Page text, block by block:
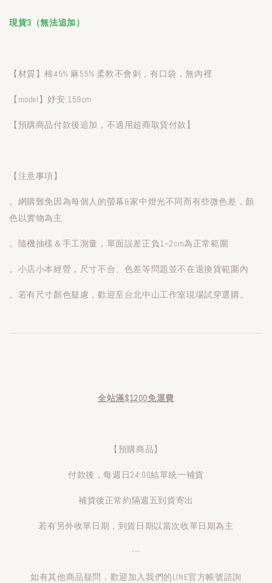
現貨3（無法追加）
【材質】棉45% 麻55% 柔軟不會刺，有口袋，無內裡
【model】妤安 159cm
【預購商品付款後追加，不適用超商取貨付款】
【注意事項】
。網購難免因為每個人的螢幕&家中燈光不同而有些微色差，顏
色以實物為主
。隨機抽樣＆手工測量，單面誤差正負1~2cm為正常範圍
。小店小本經營，尺寸不合、色差等問題並不在退換貨範圍內
。若有尺寸顏色疑慮，歡迎至台北中山工作室現場試穿選購。
全站滿$1200免運費
【預購商品】
付款後，每週日24:00結單統一補貨
補貨後正常約隔週五到貨寄出
若有另外收單日期，到貨日期以當次收單日期為主
---
如有其他商品疑問，歡迎加入我們的LINE官方帳號諮詢